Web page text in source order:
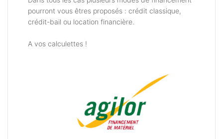
pourront vous êtres proposés : crédit classique,
crédit-bail ou location financière.
A vos calculettes !